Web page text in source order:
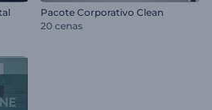
Pacote Corporativo Clean
20 cenas